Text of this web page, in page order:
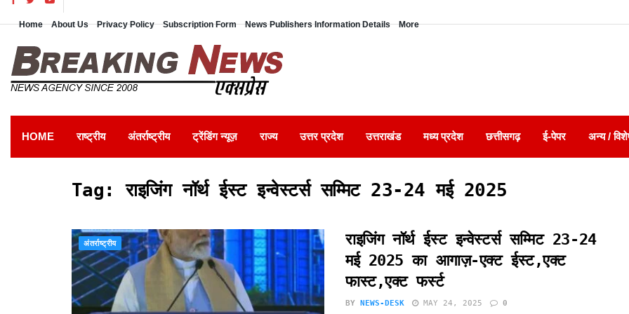
Home About Us Privacy Policy Subscription Form News Publishers Information Details More
HOME राष्ट्रीय अंतर्राष्ट्रीय ट्रेंडिंग न्यूज़ राज्य उत्तर प्रदेश उत्तराखंड मध्य प्रदेश छत्तीसगढ़ ई-पेपर अन्य /
Tag:राइजिंग नॉर्थ ईस्ट इन्वेस्टर्स सम्मिट 23-24 मई 2025
अंतर्राष्ट्रीय
राइजिंग नॉर्थ ईस्ट इन्वेस्टर्स सम्मिट 23-24
मई 2025 का आगाज़-एक्ट ईस्ट,एक्ट
फास्ट,एक्ट फर्स्ट
BY NEWS-DESK MAY 24, 2025 0